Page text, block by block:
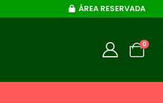
ÁREA RESERVADA
0